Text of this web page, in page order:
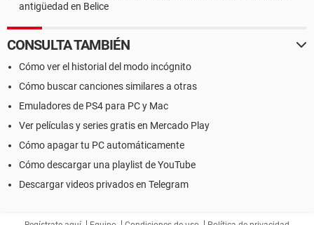
antigüedad en Belice
CONSULTA TAMBIÉN
Cómo ver el historial del modo incógnito
Cómo buscar canciones similares a otras
Emuladores de PS4 para PC y Mac
Ver películas y series gratis en Mercado Play
Cómo apagar tu PC automáticamente
Cómo descargar una playlist de YouTube
Descargar videos privados en Telegram